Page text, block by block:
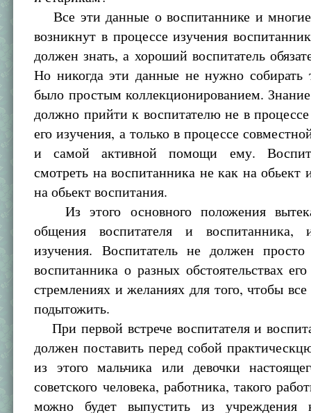
Все эти данные о воспитаннике и многие
возникнут в процессе изучения
должен знать, а хороший воспитатель
Но никогда эти данные не нужно собирать
было простым коллекционированием.
должно прийти к воспитателю не в процессе
его изучения, а только в процессе
и самой активной помощи ему.
смотреть на воспитанника не как на обьект
на обьект воспитания.
Из этого основного положения
общения воспитателя и
изучения. Воспитатель не должен просто
воспитанника о разных обстоятельствах
стремлениях и желаниях для того, чтобы все
подытожить.
При первой встрече воспитателя и
должен поставить перед собой
из этого мальчика или девочки
советского человека, работника, такого
можно будет выпустить из учреждения